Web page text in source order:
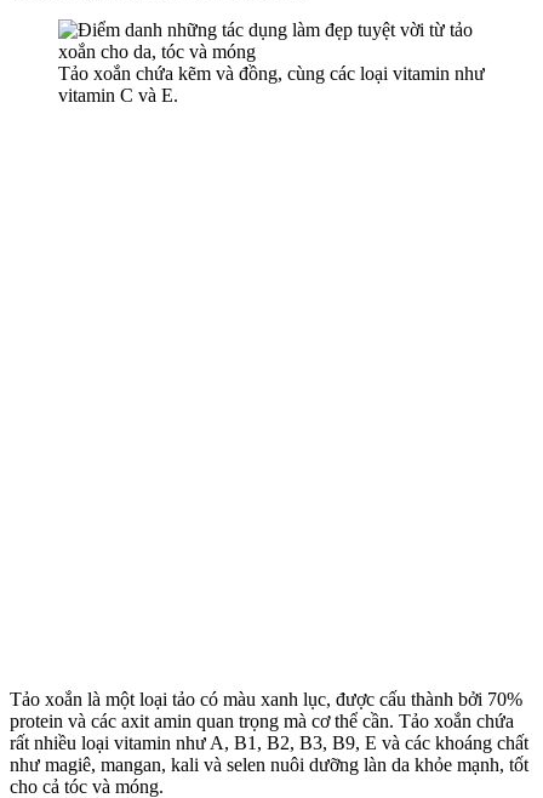
Tảo xoắn chứa kẽm và đồng, cùng các loại vitamin như
vitamin C và E.
Tảo xoắn là một loại tảo có màu xanh lục, được cấu thành bởi 70%
protein và các axit amin quan trọng mà c‌ơ th‌ể cần. Tảo xoắn chứa
rất nhiều loại vitamin như A, B1, B2, B3, B9, E và các khoáng chất
như magiê, mangan, kali và selen nuôi dưỡng làn da khỏe mạnh, tốt
cho cả tóc và móng.